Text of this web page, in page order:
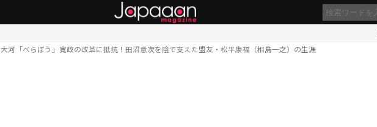
大河「べらぼう」寛政の改革に抵抗！田沼意次を陰で支えた盟友・松平康福（相島一之）の生涯